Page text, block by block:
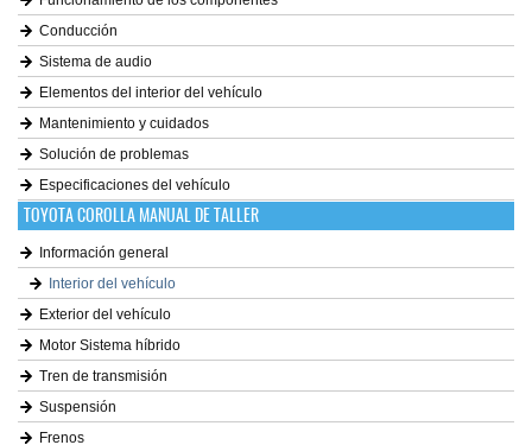
Conducción
Sistema de audio
Elementos del interior del vehículo
Mantenimiento y cuidados
Solución de problemas
Especificaciones del vehículo
TOYOTA COROLLA MANUAL DE TALLER
Información general
Interior del vehículo
Exterior del vehículo
Motor Sistema híbrido
Tren de transmisión
Suspensión
Frenos